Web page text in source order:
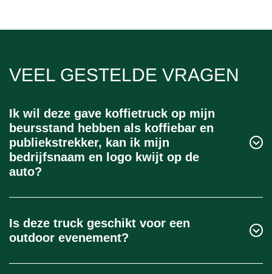
VEEL GESTELDE VRAGEN
Ik wil deze gave koffietruck op mijn
beursstand hebben als koffiebar en
publiekstrekker, kan ik mijn
bedrijfsnaam en logo kwijt op de
auto?
Wij kunnen zorgen voor een compleet
gepersonaliseerd dakbord en magneetplaten op de
deuren van de wagen. Vraag onze adviseurs om
Is deze truck geschikt voor een
outdoor evenement?
Eigenlijk alleen bij mooi weer. Er is geen